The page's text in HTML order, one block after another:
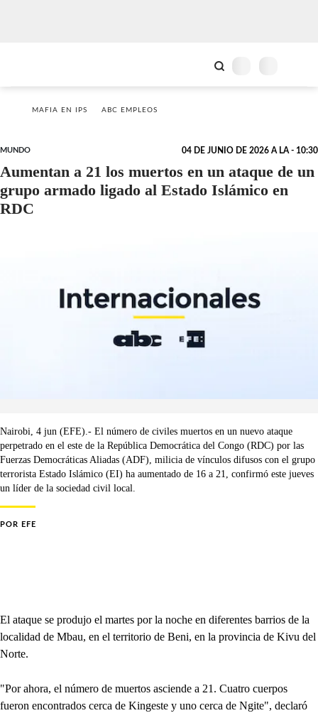
MAFIA EN IPS ABC EMPLEOS
MUNDO 04 DE JUNIO DE 2026 A LA - 10:30
Aumentan a 21 los muertos en un ataque de un
grupo armado ligado al Estado Islámico en
RDC
Nairobi, 4 jun (EFE).- El número de civiles muertos en un nuevo ataque
perpetrado en el este de la República Democrática del Congo (RDC) por las
Fuerzas Democráticas Aliadas (ADF), milicia de vínculos difusos con el grupo
terrorista Estado Islámico (EI) ha aumentado de 16 a 21, confirmó este jueves
un líder de la sociedad civil local.
POR EFE
El ataque se produjo el martes por la noche en diferentes barrios de la
localidad de Mbau, en el territorio de Beni, en la provincia de Kivu del
Norte.
"Por ahora, el número de muertos asciende a 21. Cuatro cuerpos
fueron encontrados cerca de Kingeste y uno cerca de Ngite", declaró